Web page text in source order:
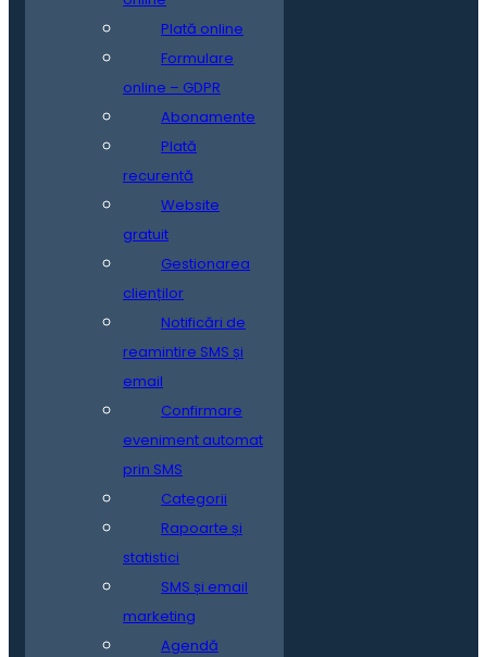
Plată online
Formulare
online – GDPR
Abonamente
Plată
recurentă
Website
gratuit
Gestionarea
clienților
Notificări de
reamintire SMS și
email
Confirmare
eveniment automat
prin SMS
Categorii
Rapoarte și
statistici
SMS și email
marketing
Agendă